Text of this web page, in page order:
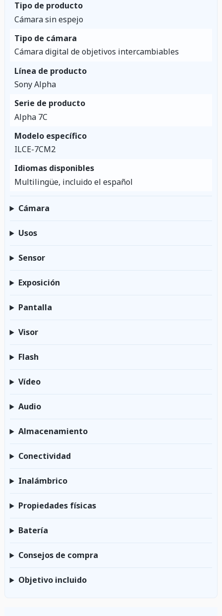
Tipo de producto
Cámara sin espejo
Tipo de cámara
Cámara digital de objetivos intercambiables
Línea de producto
Sony Alpha
Serie de producto
Alpha 7C
Modelo específico
ILCE-7CM2
Idiomas disponibles
Multilingüe, incluido el español
Cámara
Usos
Sensor
Exposición
Pantalla
Visor
Flash
Vídeo
Audio
Almacenamiento
Conectividad
Inalámbrico
Propiedades físicas
Batería
Consejos de compra
Objetivo incluido